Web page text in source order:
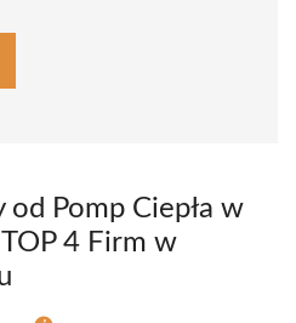
od Pomp Ciepła w
4 Firm w